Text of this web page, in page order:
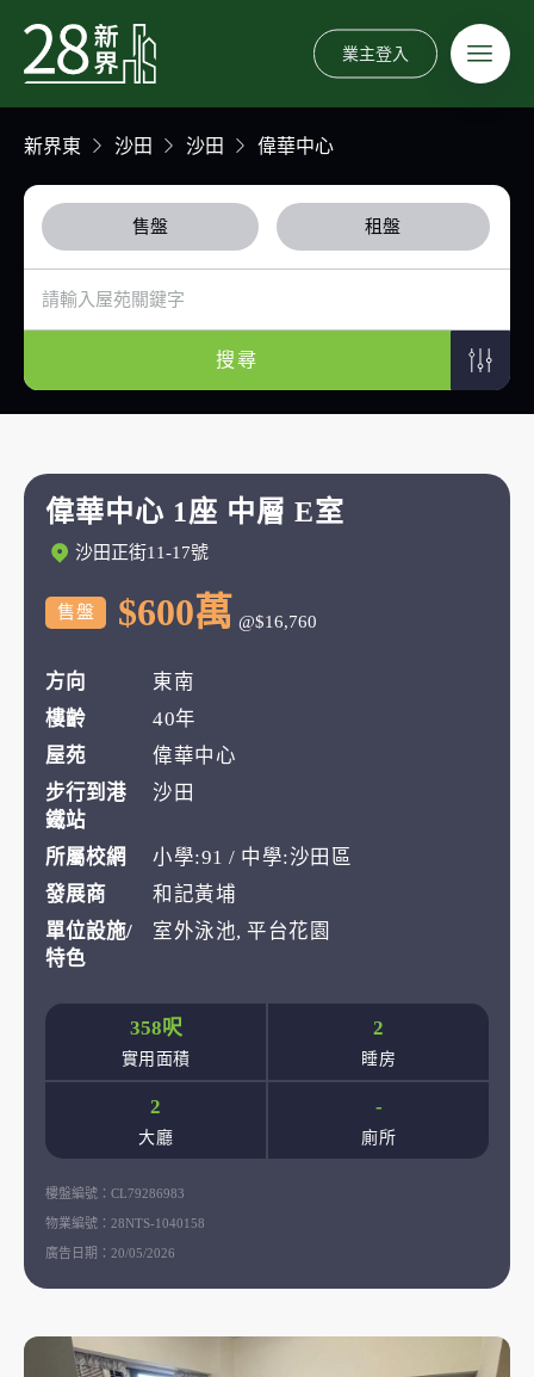
業主登入
新界東 沙田 沙田 偉華中心
售盤 租盤
搜尋
偉華中心 1座 中層 E室
沙田正街11-17號
售盤 $600萬 @$16,760
方向
東南
樓齡
40年
屋苑
偉華中心
步行到港
鐵站
沙田
所屬校網
小學:91 / 中學:沙田區
發展商
和記黃埔
單位設施/
特色
室外泳池, 平台花園
358呎
實用面積
2
睡房
2
大廳
-
廁所
樓盤編號： CL79286983
物業編號： 28NTS-1040158
廣告日期： 20/05/2026